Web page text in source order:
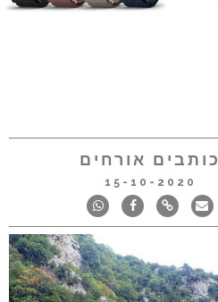
כותבים אורחים
15-10-2020